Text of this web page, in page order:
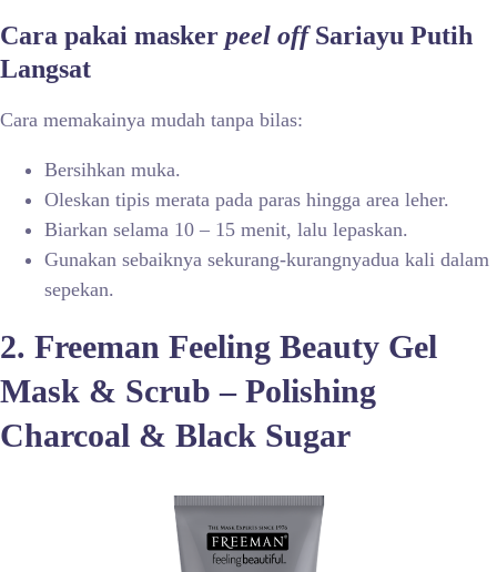
Cara pakai masker peel offSariayu Putih
Langsat
Cara memakainya mudah tanpa bilas:
Bersihkan muka.
Oleskan tipis merata pada paras hingga area leher.
Biarkan selama 10 – 15 menit, lalu lepaskan.
Gunakan sebaiknya sekurang-kurangnyadua kali dalam
sepekan.
2. Freeman Feeling Beauty Gel
Mask & Scrub – Polishing
Charcoal & Black Sugar